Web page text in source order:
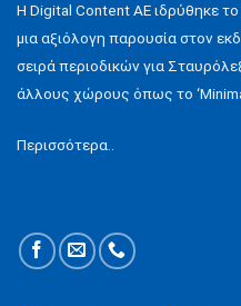
H Digital Content ΑΕ ιδρύθηκε το
μια αξιόλογη παρουσία στον
σειρά περιοδικών για
άλλους χώρους όπως το
Περισσότερα..